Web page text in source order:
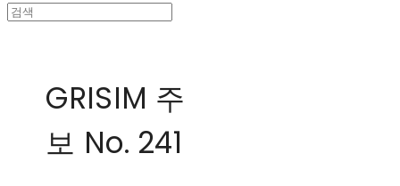
GRISIM 주
보 No. 241